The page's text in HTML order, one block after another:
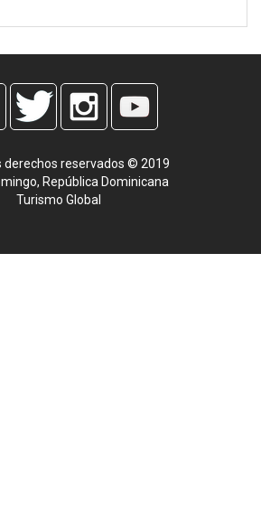
derechos reservados © 2019
República Dominicana
Turismo Global